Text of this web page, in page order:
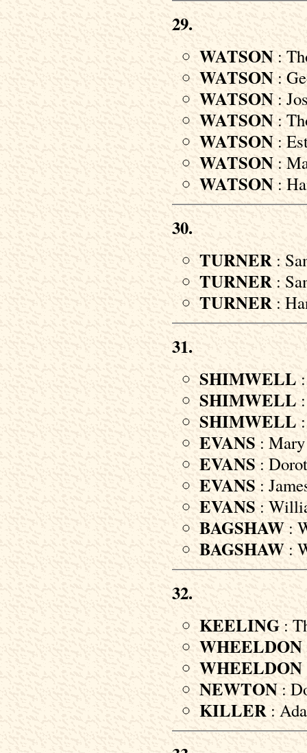
29.
WATSON :
WATSON :
WATSON :
WATSON :
WATSON :
WATSON :
WATSON :
30.
TURNER :
TURNER :
TURNER :
31.
SHIMWELL
SHIMWELL
SHIMWELL
EVANS :
EVANS :
EVANS :
EVANS :
BAGSHAW :
BAGSHAW :
32.
KEELING :
WHEELDON
WHEELDON
NEWTON :
KILLER :